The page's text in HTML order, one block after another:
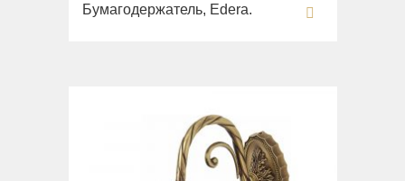
Бумагодержатель, Edera.